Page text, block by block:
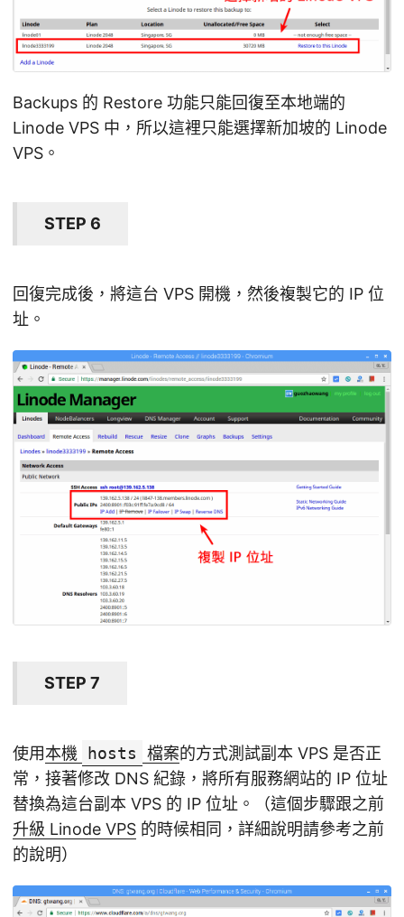
Backups 的 Restore 功能只能回復至本地端的
Linode VPS 中，所以這裡只能選擇新加坡的 Linode
VPS。
STEP 6
回復完成後，將這台 VPS 開機，然後複製它的 IP 位
址。
STEP 7
使用本機 hosts 檔案的方式測試副本 VPS 是否正
常，接著修改 DNS 紀錄，將所有服務網站的 IP 位址
替換為這台副本 VPS 的 IP 位址。（這個步驟跟之前
升級 Linode VPS 的時候相同，詳細說明請參考之前
的說明）